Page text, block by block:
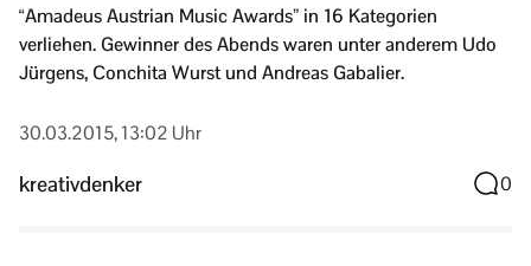
“Amadeus Austrian Music Awards” in 16 Kategorien
verliehen. Gewinner des Abends waren unter anderem Udo
Jürgens, Conchita Wurst und Andreas Gabalier.
30.03.2015, 13:02 Uhr
kreativdenker 0